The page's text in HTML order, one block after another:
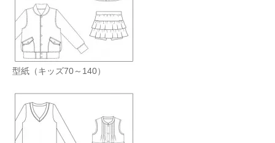
型紙（キッズ70～140）